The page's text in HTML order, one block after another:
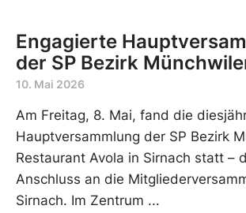
Engagierte
der SP Bezirk
10. Mai 2026
Am Freitag, 8. Mai, fand die
Hauptversammlung der SP Bezirk
Restaurant Avola in Sirnach statt –
Anschluss an die
Sirnach. Im Zentrum